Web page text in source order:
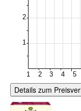
Details zum